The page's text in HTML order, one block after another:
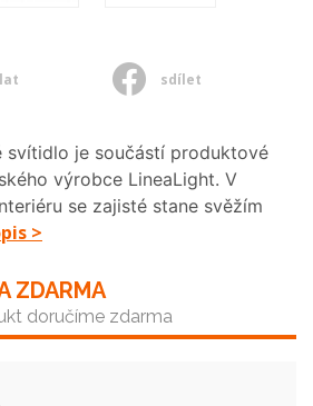
sdílet
svítidlo je součástí produktové
výrobce LineaLight. V
se zajisté stane svěžím
>
ZDARMA
doručíme zdarma